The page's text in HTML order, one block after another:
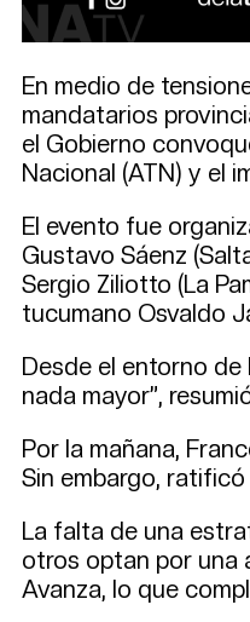
En medio de
mandatarios
el Gobierno
Nacional (ATN) y el
El evento fue
Gustavo Sáenz
Sergio Ziliotto (La
tucumano Osvaldo
Desde el entorno de
nada mayor”,
Por la mañana,
Sin embargo,
La falta de una
otros optan por una
Avanza, lo que